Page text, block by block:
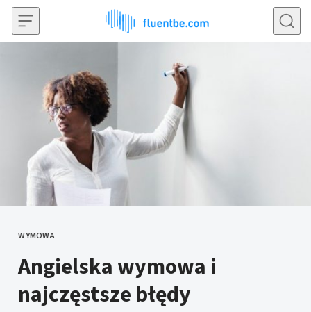
Przejdź do treści
KATEGORIE
WYMOWA
Angielska wymowa i
najczęstsze błędy